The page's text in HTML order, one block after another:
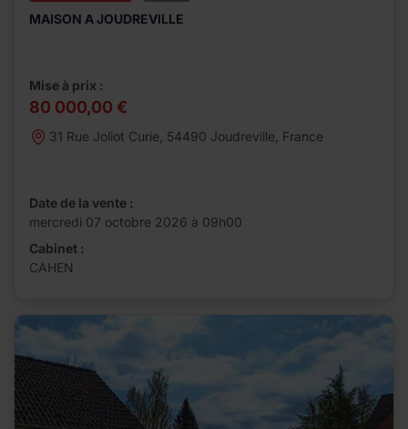
MAISON A JOUDREVILLE
Mise à prix :
80 000,00 €
31 Rue Joliot Curie, 54490 Joudreville, France
Date de la vente :
mercredi 07 octobre 2026 à 09h00
Cabinet :
CAHEN